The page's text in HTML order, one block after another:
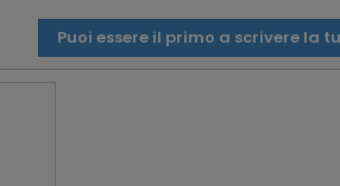
Puoi essere il primo a scrivere la